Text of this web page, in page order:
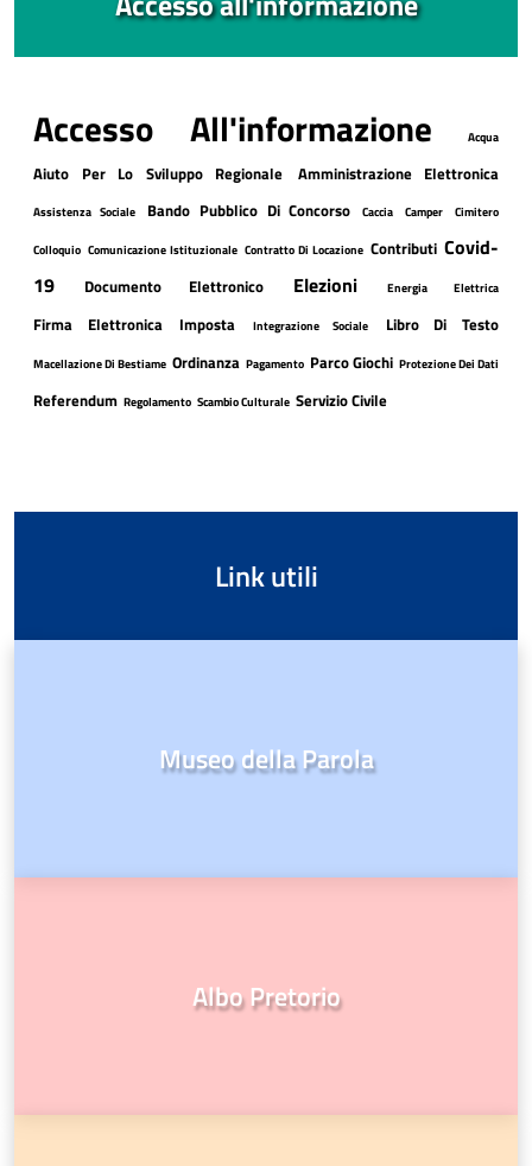
Accesso All'informazione Acqua
Aiuto Per Lo Sviluppo Regionale Amministrazione Elettronica
Assistenza Sociale Bando Pubblico Di Concorso Caccia Camper Cimitero
Colloquio Comunicazione Istituzionale Contratto Di Locazione Contributi Covid-
19
Documento Elettronico Elezioni Energia Elettrica
Firma Elettronica Imposta Integrazione Sociale Libro Di Testo
Macellazione Di Bestiame Ordinanza Pagamento Parco Giochi Protezione Dei Dati
Referendum Regolamento Scambio Culturale Servizio Civile
Link utili
Museo della Parola
Albo Pretorio